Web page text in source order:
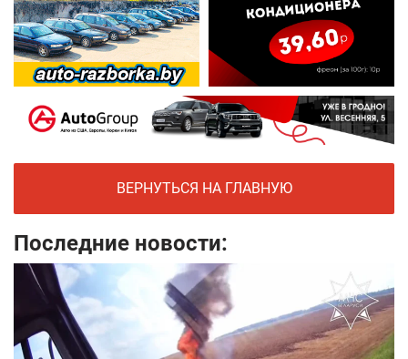
ВЕРНУТЬСЯ НА ГЛАВНУЮ
Последние новости: